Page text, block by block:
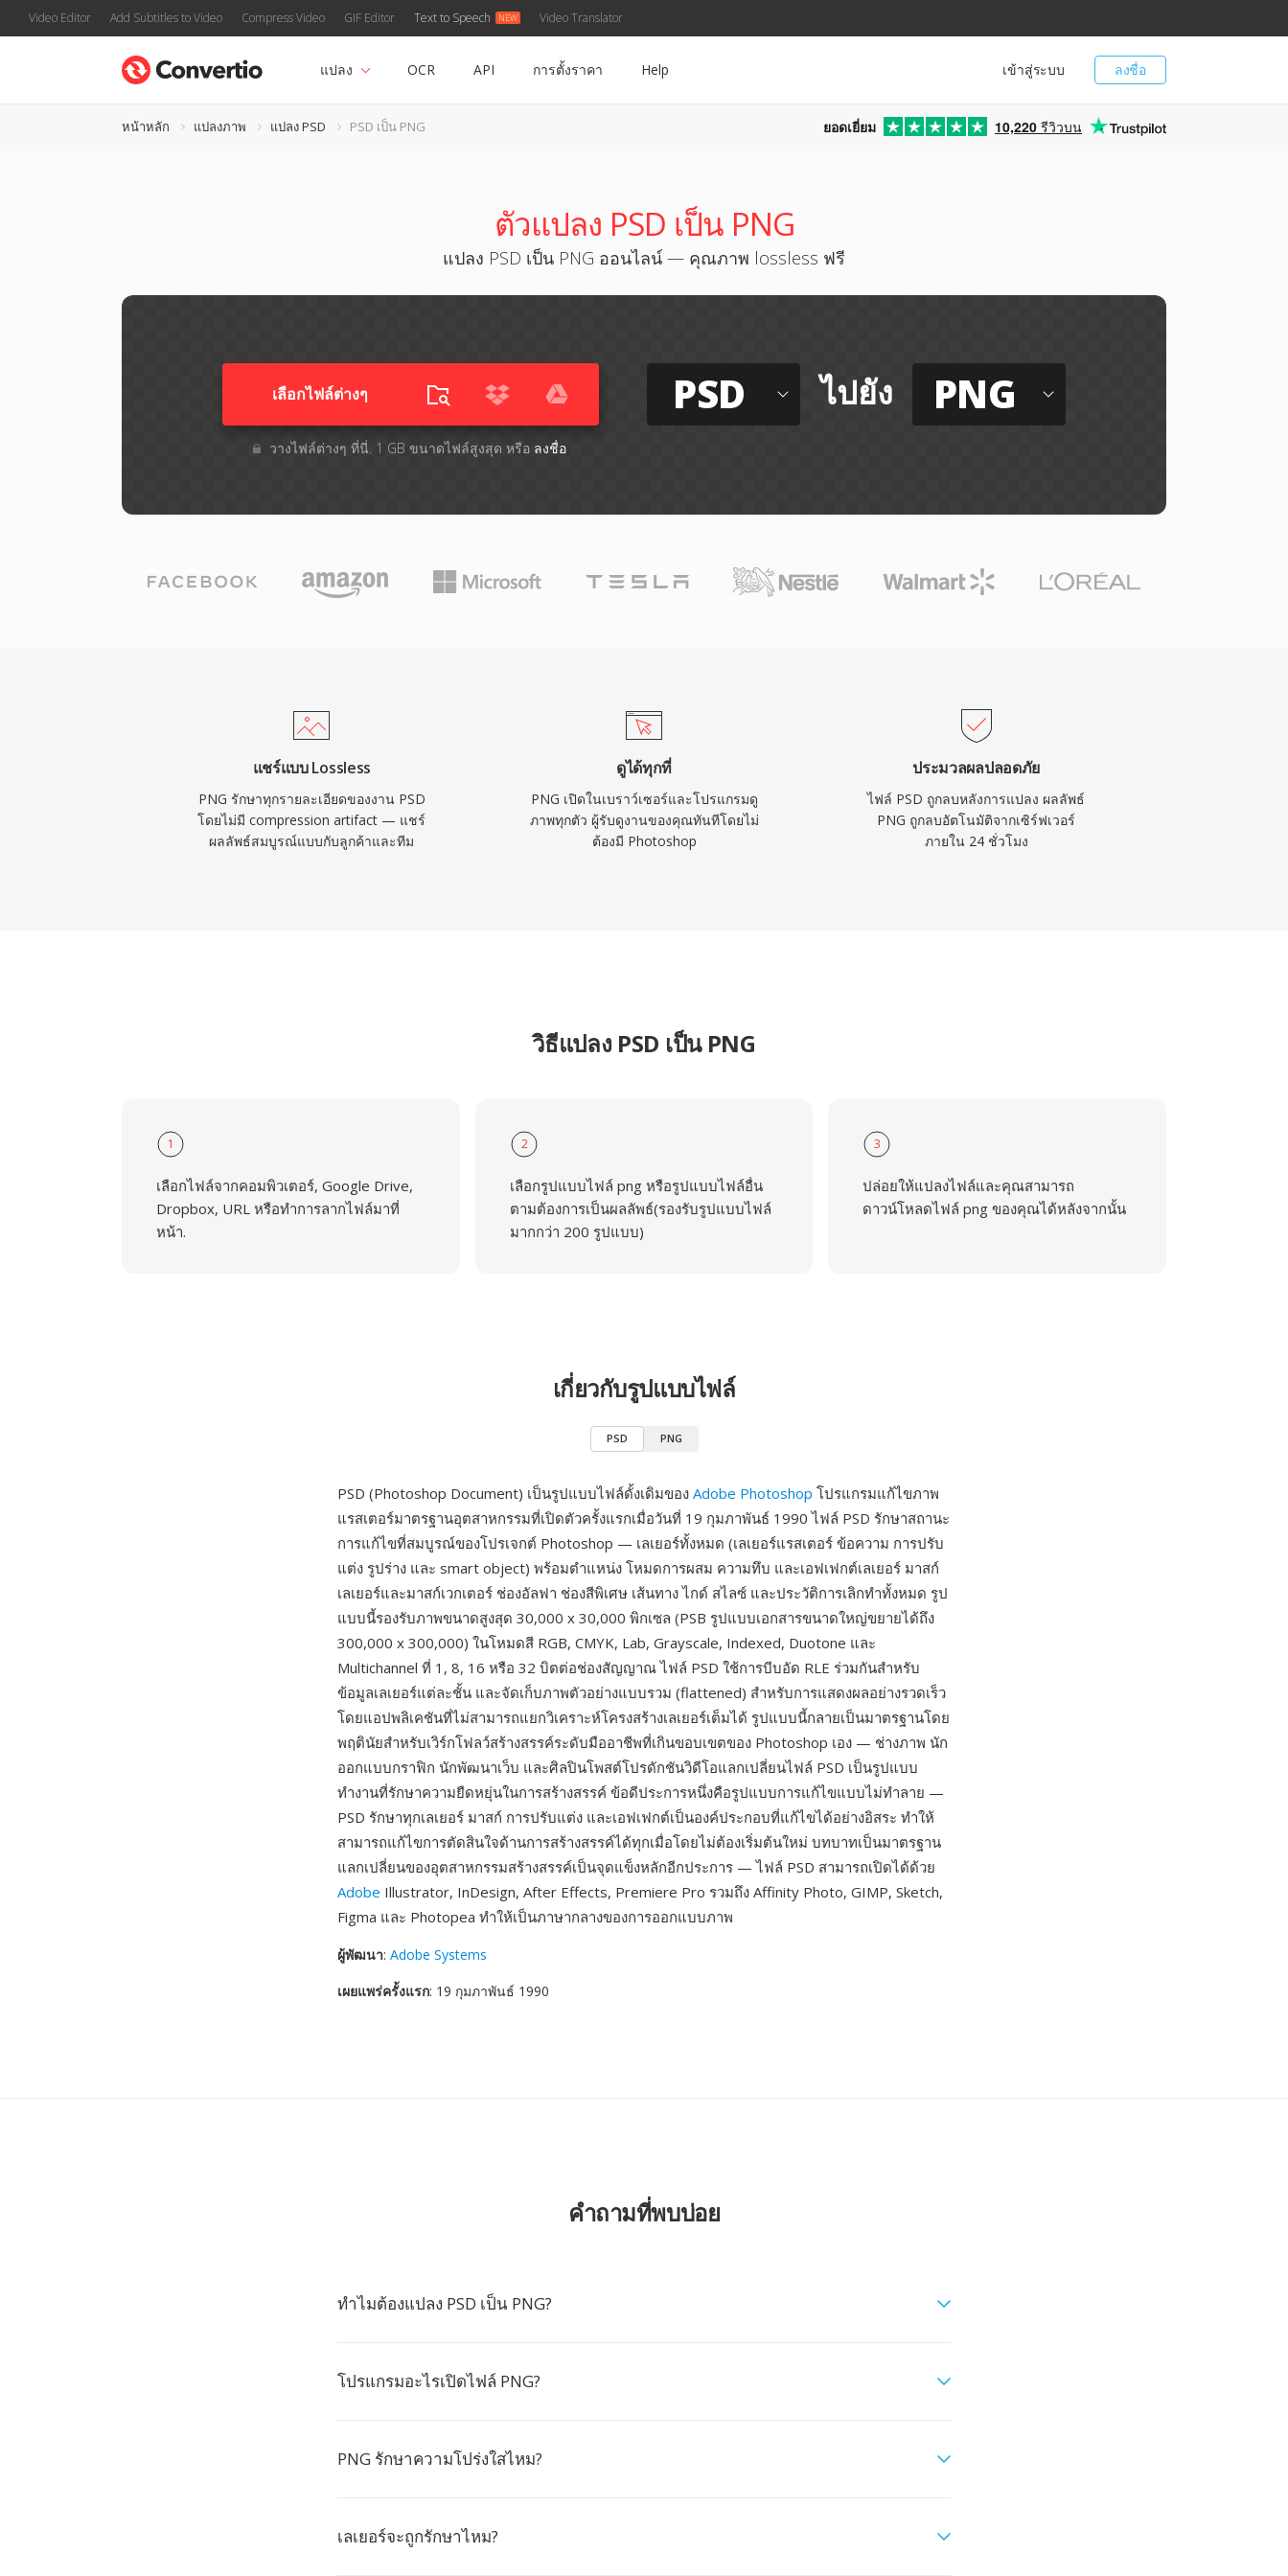
Video Editor Add Subtitles to Video Compress Video GIF Editor Text to Speech Video Translator
ลงชื่อ
เข้าสู่ระบบ
แปลง OCR API การตั้งราคา Help
หน้าหลัก แปลงภาพ แปลง PSD PSD เป็น PNG ยอดเยี่ยม 10,220 รีวิวบน
ตัวแปลง PSD เป็น PNG
แปลง PSD เป็น PNG ออนไลน์ — คุณภาพ lossless ฟรี
เลือกไฟล์ต่างๆ​
วางไฟล์ต่างๆ​ ที่นี่. 1 GB ขนาดไฟล์สูงสุด หรือ ลงชื่อ
PSD ไปยัง PNG
แชร์แบบ Lossless
PNG รักษาทุกรายละเอียดของงาน PSD
โดยไม่มี compression artifact — แชร์
ผลลัพธ์สมบูรณ์แบบกับลูกค้าและทีม
ดูได้ทุกที่
PNG เปิดในเบราว์เซอร์และโปรแกรมดู
ภาพทุกตัว ผู้รับดูงานของคุณทันทีโดยไม่
ต้องมี Photoshop
ประมวลผลปลอดภัย
ไฟล์ PSD ถูกลบหลังการแปลง ผลลัพธ์
PNG ถูกลบอัตโนมัติจากเซิร์ฟเวอร์
ภายใน 24 ชั่วโมง
วิธีแปลง PSD เป็น PNG
1
เลือกไฟล์จากคอมพิวเตอร์, Google Drive,
Dropbox, URL หรือทำการลากไฟล์มาที่
หน้า.
2
เลือกรูปแบบไฟล์ png หรือรูปแบบไฟล์อื่น
ตามต้องการเป็นผลลัพธ์(รองรับรูปแบบไฟล์
มากกว่า 200 รูปแบบ)
3
ปล่อยให้แปลงไฟล์และคุณสามารถ
ดาวน์โหลดไฟล์ png ของคุณได้หลังจากนั้น
เกี่ยวกับรูปแบบไฟล์
PSD PNG
PSD (Photoshop Document) เป็นรูปแบบไฟล์ดั้งเดิมของ Adobe Photoshop โปรแกรมแก้ไขภาพ
แรสเตอร์มาตรฐานอุตสาหกรรมที่เปิดตัวครั้งแรกเมื่อวันที่ 19 กุมภาพันธ์ 1990 ไฟล์ PSD รักษาสถานะ
การแก้ไขที่สมบูรณ์ของโปรเจกต์ Photoshop — เลเยอร์ทั้งหมด (เลเยอร์แรสเตอร์ ข้อความ การปรับ
แต่ง รูปร่าง และ smart object) พร้อมตำแหน่ง โหมดการผสม ความทึบ และเอฟเฟกต์เลเยอร์ มาสก์
เลเยอร์และมาสก์เวกเตอร์ ช่องอัลฟา ช่องสีพิเศษ เส้นทาง ไกด์ สไลซ์ และประวัติการเลิกทำทั้งหมด รูป
แบบนี้รองรับภาพขนาดสูงสุด 30,000 x 30,000 พิกเซล (PSB รูปแบบเอกสารขนาดใหญ่ขยายได้ถึง
300,000 x 300,000) ในโหมดสี RGB, CMYK, Lab, Grayscale, Indexed, Duotone และ
Multichannel ที่ 1, 8, 16 หรือ 32 บิตต่อช่องสัญญาณ ไฟล์ PSD ใช้การบีบอัด RLE ร่วมกันสำหรับ
ข้อมูลเลเยอร์แต่ละชั้น และจัดเก็บภาพตัวอย่างแบบรวม (flattened) สำหรับการแสดงผลอย่างรวดเร็ว
โดยแอปพลิเคชันที่ไม่สามารถแยกวิเคราะห์โครงสร้างเลเยอร์เต็มได้ รูปแบบนี้กลายเป็นมาตรฐานโดย
พฤตินัยสำหรับเวิร์กโฟลว์สร้างสรรค์ระดับมืออาชีพที่เกินขอบเขตของ Photoshop เอง — ช่างภาพ นัก
ออกแบบกราฟิก นักพัฒนาเว็บ และศิลปินโพสต์โปรดักชันวิดีโอแลกเปลี่ยนไฟล์ PSD เป็นรูปแบบ
ทำงานที่รักษาความยืดหยุ่นในการสร้างสรรค์ ข้อดีประการหนึ่งคือรูปแบบการแก้ไขแบบไม่ทำลาย —
PSD รักษาทุกเลเยอร์ มาสก์ การปรับแต่ง และเอฟเฟกต์เป็นองค์ประกอบที่แก้ไขได้อย่างอิสระ ทำให้
สามารถแก้ไขการตัดสินใจด้านการสร้างสรรค์ได้ทุกเมื่อโดยไม่ต้องเริ่มต้นใหม่ บทบาทเป็นมาตรฐาน
แลกเปลี่ยนของอุตสาหกรรมสร้างสรรค์เป็นจุดแข็งหลักอีกประการ — ไฟล์ PSD สามารถเปิดได้ด้วย
Adobe Illustrator, InDesign, After Effects, Premiere Pro รวมถึง Affinity Photo, GIMP, Sketch,
Figma และ Photopea ทำให้เป็นภาษากลางของการออกแบบภาพ
ผู้พัฒนา: Adobe Systems
เผยแพร่ครั้งแรก: 19 กุมภาพันธ์ 1990
คำถามที่พบบ่อย
ทำไมต้องแปลง PSD เป็น PNG?
โปรแกรมอะไรเปิดไฟล์ PNG?
PNG รักษาความโปร่งใสไหม?
เลเยอร์จะถูกรักษาไหม?